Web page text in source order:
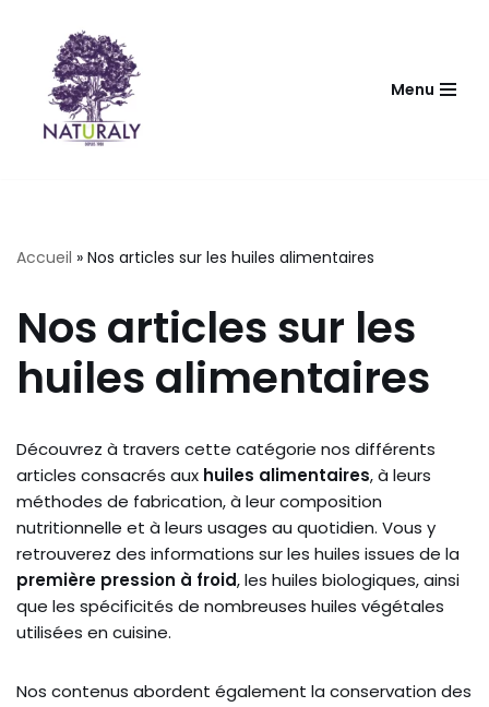
contenu
Menu
Accueil » Nos articles sur les huiles alimentaires
Nos articles sur les
huiles alimentaires
Découvrez à travers cette catégorie nos différents
articles consacrés aux huiles alimentaires, à leurs
méthodes de fabrication, à leur composition
nutritionnelle et à leurs usages au quotidien. Vous y
retrouverez des informations sur les huiles issues de la
première pression à froid, les huiles biologiques, ainsi
que les spécificités de nombreuses huiles végétales
utilisées en cuisine.
Nos contenus abordent également la conservation des